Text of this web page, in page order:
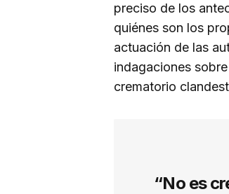
preciso de los
quiénes son los
actuación de las
indagaciones
crematorio
“No es